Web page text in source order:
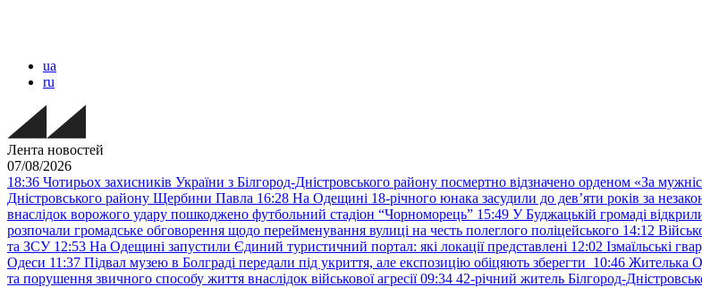
ua
ru
Лента новостей
07/08/2026
18:36 Чотирьох захисників України з Білгород-Дністровського району посмертно відзначено орденом «За
Дністровського району Щербини Павла 16:28 На Одещині 18-річного юнака засудили до дев’яти років за
внаслідок ворожого удару пошкоджено футбольний стадіон “Чорноморець” 15:49 У Буджацькій громаді
розпочали громадське обговорення щодо перейменування вулиці на честь полеглого поліцейського 14:12
та ЗСУ 12:53 На Одещині запустили Єдиний туристичний портал: які локації представлені 12:02 Ізмаїльські
Одеси 11:37 Підвал музею в Болграді передали під укриття, але експозицію обіцяють зберегти 10:46 Жителька
та порушення звичного способу життя внаслідок військової агресії 09:34 42-річний житель Білгород-